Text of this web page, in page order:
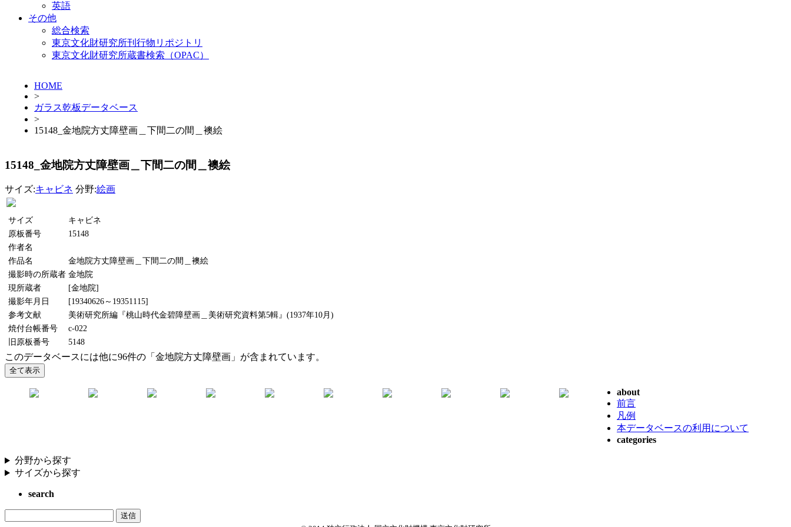
英語
その他
総合検索
東京文化財研究所刊行物リポジトリ
東京文化財研究所蔵書検索（OPAC）
HOME
>
ガラス乾板データベース
>
15148_金地院方丈障壁画＿下間二の間＿襖絵
15148_金地院方丈障壁画＿下間二の間＿襖絵
サイズ:キャビネ 分野:絵画
サイズ
キャビネ
原板番号
15148
作者名
作品名
金地院方丈障壁画＿下間二の間＿襖絵
撮影時の所蔵者 金地院
現所蔵者
[金地院]
撮影年月日
[19340626～19351115]
参考文献
美術研究所編『桃山時代金碧障壁画＿美術研究資料第5輯』(1937年10月)
焼付台帳番号
c-022
旧原板番号
5148
このデータベースには他に96件の「金地院方丈障壁画」が含まれています。
about
前言
凡例
本データベースの利用について
categories
分野から探す
サイズから探す
search